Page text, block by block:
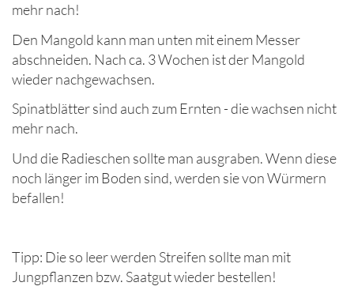
mehr nach!
Den Mangold kann man unten mit einem Messer
abschneiden. Nach ca. 3 Wochen ist der Mangold
wieder nachgewachsen.
Spinatblätter sind auch zum Ernten - die wachsen nicht
mehr nach.
Und die Radieschen sollte man ausgraben. Wenn diese
noch länger im Boden sind, werden sie von Würmern
befallen!
Tipp: Die so leer werden Streifen sollte man mit
Jungpflanzen bzw. Saatgut wieder bestellen!